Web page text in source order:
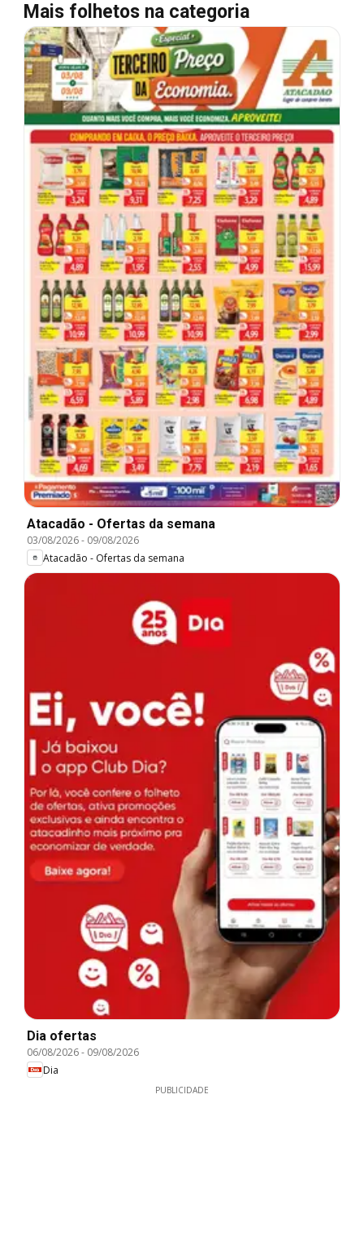
Mais folhetos na categoria
Atacadão - Ofertas da semana
03/08/2026- 09/08/2026
Atacadão - Ofertas da semana
Dia ofertas
06/08/2026- 09/08/2026
Dia
PUBLICIDADE